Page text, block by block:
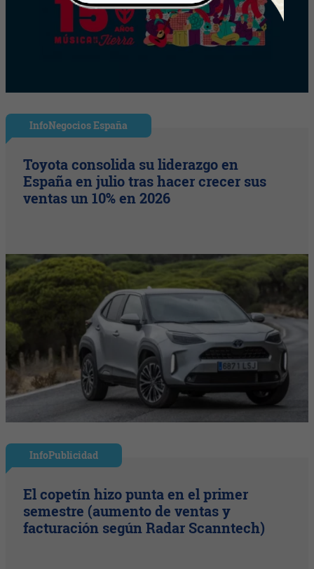
InfoNegocios España
Toyota consolida su liderazgo en
España en julio tras hacer crecer sus
ventas un 10% en 2026
InfoPublicidad
El copetín hizo punta en el primer
semestre (aumento de ventas y
facturación según Radar Scanntech)